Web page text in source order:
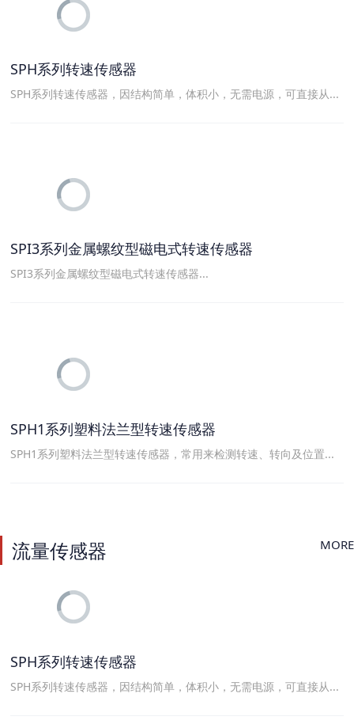
SPH系列转速传感器
SPH系列转速传感器，因结构简单，体积小，无需电源，可直接从...
SPI3系列金属螺纹型磁电式转速传感器
SPI3系列金属螺纹型磁电式转速传感器...
SPH1系列塑料法兰型转速传感器
SPH1系列塑料法兰型转速传感器，常用来检测转速、转向及位置...
流量传感器 MORE
SPH系列转速传感器
SPH系列转速传感器，因结构简单，体积小，无需电源，可直接从...